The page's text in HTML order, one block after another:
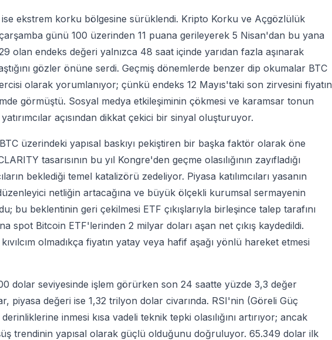
ise ekstrem korku bölgesine sürüklendi. Kripto Korku ve Açgözlülük
günü 100 üzerinden 11 puana gerileyerek 5 Nisan'dan bu yana
olan endeks değeri yalnızca 48 saat içinde yarıdan fazla aşınarak
gözler önüne serdi. Geçmiş dönemlerde benzer dip okumalar BTC
olarak yorumlanıyor; çünkü endeks 12 Mayıs'taki son zirvesini fiyatın
görmüştü. Sosyal medya etkileşiminin çökmesi ve karamsar tonun
açısından dikkat çekici bir sinyal oluşturuyor.
üzerindeki yapısal baskıyı pekiştiren bir başka faktör olarak öne
tasarısının bu yıl Kongre'den geçme olasılığının zayıfladığı
beklediği temel katalizörü zedeliyor. Piyasa katılımcıları yasanın
netliğin artacağına ve büyük ölçekli kurumsal sermayenin
bu beklentinin geri çekilmesi ETF çıkışlarıyla birleşince talep tarafını
spot Bitcoin ETF'lerinden 2 milyar doları aşan net çıkış kaydedildi.
olmadıkça fiyatın yatay veya hafif aşağı yönlü hareket etmesi
dolar seviyesinde işlem görürken son 24 saatte yüzde 3,3 değer
piyasa değeri ise 1,32 trilyon dolar civarında. RSI'nin (Göreli Güç
inmesi kısa vadeli teknik tepki olasılığını artırıyor; ancak
trendinin yapısal olarak güçlü olduğunu doğruluyor. 65.349 dolar ilk